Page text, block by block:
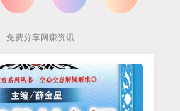
免费分享网赚资讯